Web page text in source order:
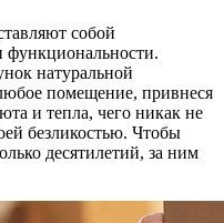
собой
функциональности.
натуральной
помещение, привнеся
и тепла, чего никак не
безликостью. Чтобы
десятилетий, за ним